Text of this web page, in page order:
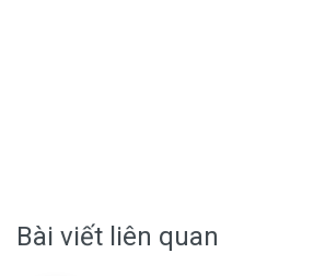
Bài viết liên quan